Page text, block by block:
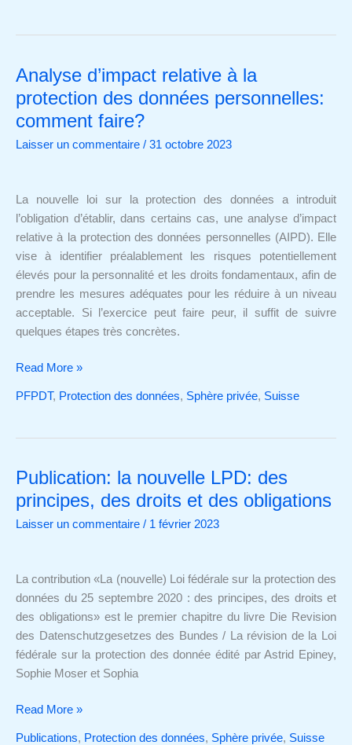
Analyse d’impact relative à la
protection des données personnelles:
comment faire?
Laisser un commentaire / 31 octobre 2023
La nouvelle loi sur la protection des données a introduit
l’obligation d’établir, dans certains cas, une analyse d’impact
relative à la protection des données personnelles (AIPD). Elle
vise à identifier préalablement les risques potentiellement
élevés pour la personnalité et les droits fondamentaux, afin de
prendre les mesures adéquates pour les réduire à un niveau
acceptable. Si l’exercice peut faire peur, il suffit de suivre
quelques étapes très concrètes.
Analyse
d’impact
relative
à
la
données
personnelles:
comment
faire?
Read More »
PFPDT, Protection des données, Sphère privée, Suisse
Publication: la nouvelle LPD: des
principes, des droits et des obligations
Laisser un commentaire / 1 février 2023
La contribution «La (nouvelle) Loi fédérale sur la protection des
données du 25 septembre 2020 : des principes, des droits et
des obligations» est le premier chapitre du livre Die Revision
des Datenschutzgesetzes des Bundes / La révision de la Loi
fédérale sur la protection des donnée édité par Astrid Epiney,
Sophie Moser et Sophia
Publication:
la
nouvelle
LPD:
Read More »
Publications, Protection des données, Sphère privée, Suisse